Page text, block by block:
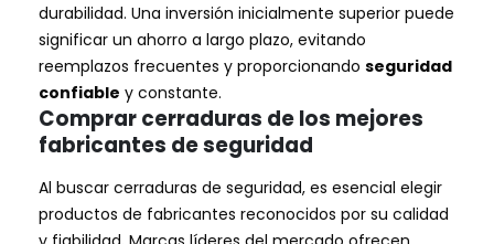
durabilidad. Una inversión inicialmente superior puede
significar un ahorro a largo plazo, evitando
reemplazos frecuentes y proporcionando seguridad
confiable y constante.
Comprar cerraduras de los mejores
fabricantes de seguridad
Al buscar cerraduras de seguridad, es esencial elegir
productos de fabricantes reconocidos por su calidad